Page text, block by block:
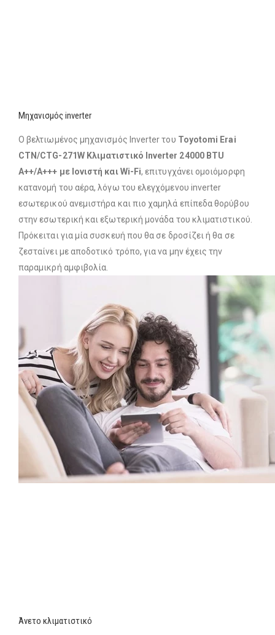
Μηχανισμός inverter
Ο βελτιωμένος μηχανισμός Inverter του Toyotomi Erai
CTN/CTG-271W Κλιματιστικό Inverter 24000 BTU
A++/A+++ με Ιονιστή και Wi-Fi, επιτυγχάνει ομοιόμορφη
κατανομή του αέρα, λόγω του ελεγχόμενου inverter
εσωτερικού ανεμιστήρα και πιο χαμηλά επίπεδα θορύβου
στην εσωτερική και εξωτερική μονάδα του κλιματιστικού.
Πρόκειται για μία συσκευή που θα σε δροσίζει ή θα σε
ζεσταίνει με αποδοτικό τρόπο, για να μην έχεις την
παραμικρή αμφιβολία.
Άνετο κλιματιστικό